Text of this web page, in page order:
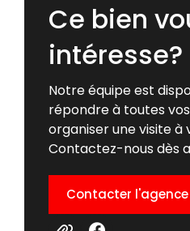
Ce bien
intéresse?
Notre équipe est
répondre à toutes
organiser une visite
Contactez-nous dès
Contacter l'agence